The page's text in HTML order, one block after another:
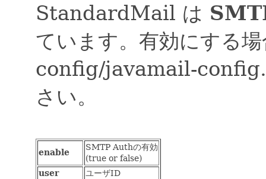
StandardMail は
ています。有効にする
config/javamail-
さい。
enable
SMTP Authの有効
(true or false)
user
ユーザID